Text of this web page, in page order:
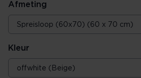
Afmeting
Kleur